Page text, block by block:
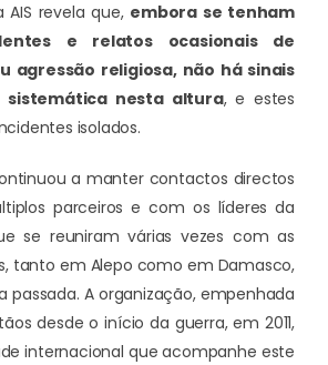
revela que, embora se tenham
e relatos ocasionais de
agressão religiosa, não há sinais
sistemática nesta altura, e estes
isolados.
a manter contactos directos
parceiros e com os líderes da
se reuniram várias vezes com as
tanto em Alepo como em Damasco,
passada. A organização, empenhada
desde o início da guerra, em 2011,
internacional que acompanhe este